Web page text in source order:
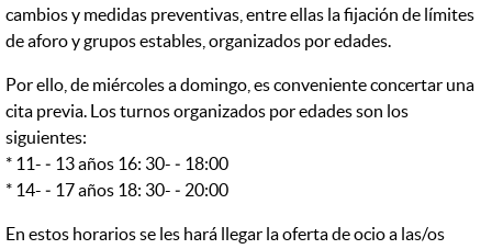
cambios y medidas preventivas, entre ellas la fijación de límites
de aforo y grupos estables, organizados por edades.
Por ello, de miércoles a domingo, es conveniente concertar una
cita previa. Los turnos organizados por edades son los
siguientes:
* 11- ‐ 13 años 16: 30- ‐ 18:00
* 14- ‐ 17 años 18: 30- ‐ 20:00
En estos horarios se les hará llegar la oferta de ocio a las/os